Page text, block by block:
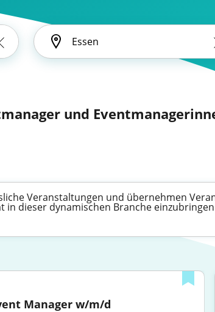
und
Veranstaltungen und übernehmen
in dieser dynamischen Branche
Manager w/m/d